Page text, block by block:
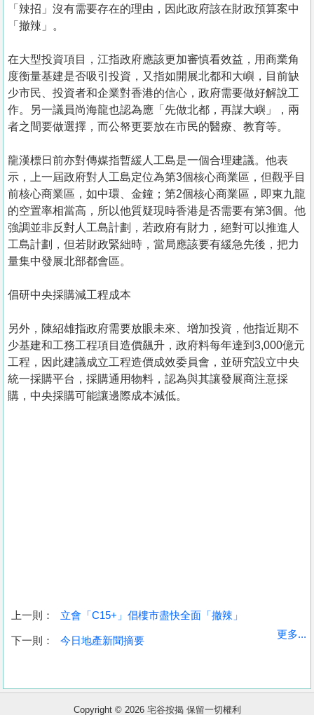
收
盤
「辣招」沒有需要存在的理由，因此政府該在財政預算案中
「撤辣」。
在大型投資項目，江指政府應該更加審慎看效益，用商業角
度衡量基建是否吸引投資，又指如開展北都和大嶼，目前缺
少市民、投資者和企業對香港的信心，政府需要做好解說工
作。另一議員尚海龍也認為應「先做北都，再謀大嶼」，兩
者之間要做選擇，而公帑更要放在市民的醫療、教育等。
龍漢標日前亦對傳媒指暫緩人工島是一個合理建議。他表
示，上一屆政府對人工島定位為第3個核心商業區，但觀乎目
前核心商業區，如中環、金鐘；第2個核心商業區，即東九龍
的空置率相當高，所以他質疑現時香港是否需要有第3個。他
強調並非反對人工島計劃，若政府有財力，絕對可以推進人
工島計劃，但若財政緊絀時，當局應該要有緩急先後，把力
量集中發展北部都會區。
倡研中央採購減工程成本
另外，陳紹雄指政府需要放眼未來、增加投資，他指近期不
少基建和工務工程項目造價飆升，政府料每年達到3,000億元
工程，因此建議成立工程造價成效委員會，並研究設立中央
統一採購平台，採購通用物料，認為與其讓發展商注意採
購，中央採購可能讓邊際成本減低。
上一則： 立會「C15+」倡樓市盡快全面「撤辣」
下一則： 今日地產新聞摘要
更多...
Copyright © 2026 宅谷按揭 保留一切權利